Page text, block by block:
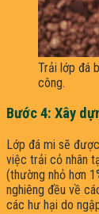
Trải lớp đá
công.
Bước 4: Xây
Lớp đá mi sẽ
việc trải cỏ nhân
(thường nhỏ hơn
nghiêng đều về
các hư hại do